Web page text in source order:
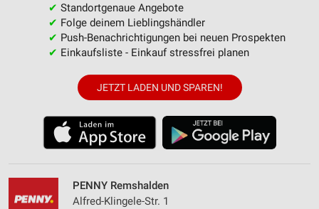
✔ Standortgenaue Angebote
✔ Folge deinem Lieblingshändler
✔ Push-Benachrichtigungen bei neuen Prospekten
✔ Einkaufsliste - Einkauf stressfrei planen
JETZT LADEN UND SPAREN!
PENNY Remshalden
Alfred-Klingele-Str. 1